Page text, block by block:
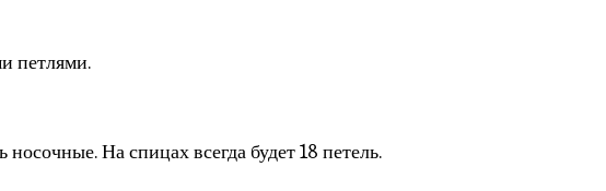
петлями.
На спицах всегда будет 18 петель.